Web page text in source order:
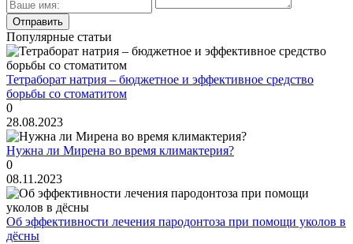
Популярные статьи
Тетраборат натрия – бюджетное и эффективное средство
борьбы со стоматитом
0
28.08.2023
Нужна ли Мирена во время климактерия?
0
08.11.2023
Об эффективности лечения пародонтоза при помощи уколов в
дёсны